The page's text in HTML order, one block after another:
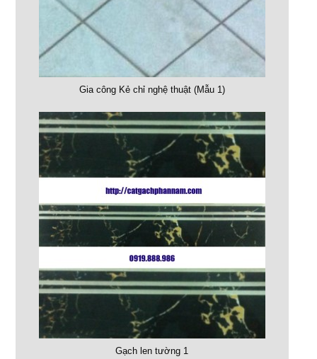
Gia công Kẻ chỉ nghệ thuật (Mẫu 1)
Gạch len tường 1